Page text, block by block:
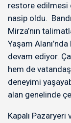
restore edilmesi
nasip oldu.
Mirza’nın
Yaşam
devam ediyor.
hem de
deneyimi
alan genelinde
Kapalı Pazaryeri